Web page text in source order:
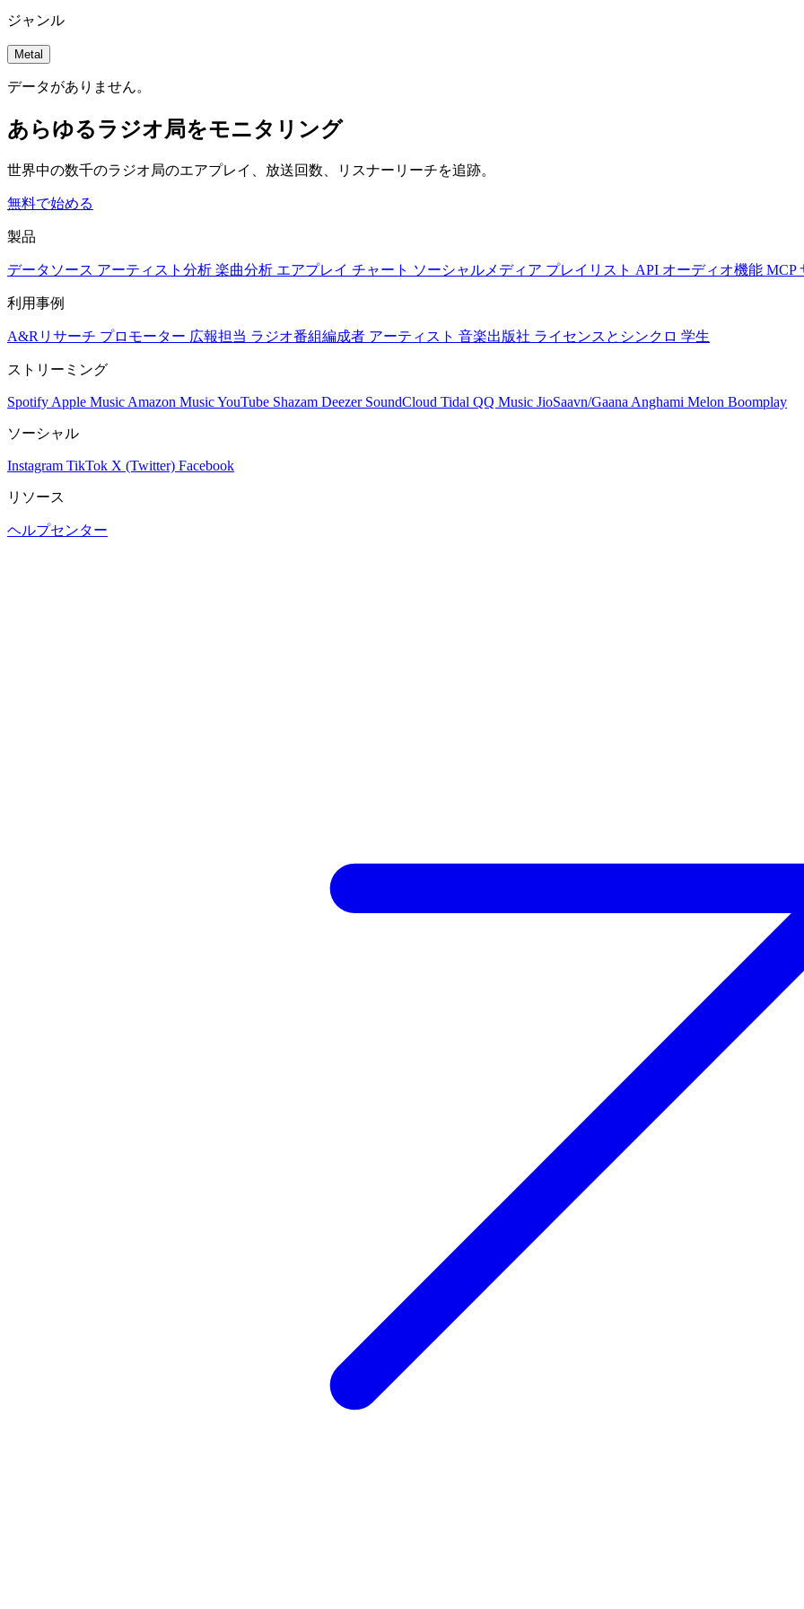
ジャンル
Metal
データがありません。
あらゆるラジオ局をモニタリング
世界中の数千のラジオ局のエアプレイ、放送回数、リスナーリーチを追跡。
無料で始める
製品
データソース アーティスト分析 楽曲分析 エアプレイ チャート ソーシャルメディア プレイリスト API オーディオ機能 MCP
利用事例
A&Rリサーチ プロモーター 広報担当 ラジオ番組編成者 アーティスト 音楽出版社 ライセンスとシンクロ 学生
ストリーミング
Spotify Apple Music Amazon MusicYouTube Shazam Deezer SoundCloud Tidal QQ Music JioSaavn/Gaana Anghami Melon Boomplay
ソーシャル
Instagram TikTok X (Twitter) Facebook
リソース
ヘルプセンター